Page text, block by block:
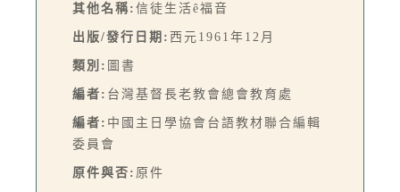
其他名稱: 信徒生活ê福音
出版/發行日期: 西元1961年12月
類別: 圖書
編者: 台灣基督長老教會總會教育處
編者: 中國主日學協會台語教材聯合編輯
委員會
原件與否: 原件